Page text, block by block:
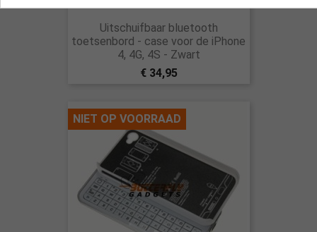
Uitschuifbaar bluetooth
toetsenbord - case voor de iPhone
4, 4G, 4S - Zwart
€ 34,95
NIET OP VOORRAAD